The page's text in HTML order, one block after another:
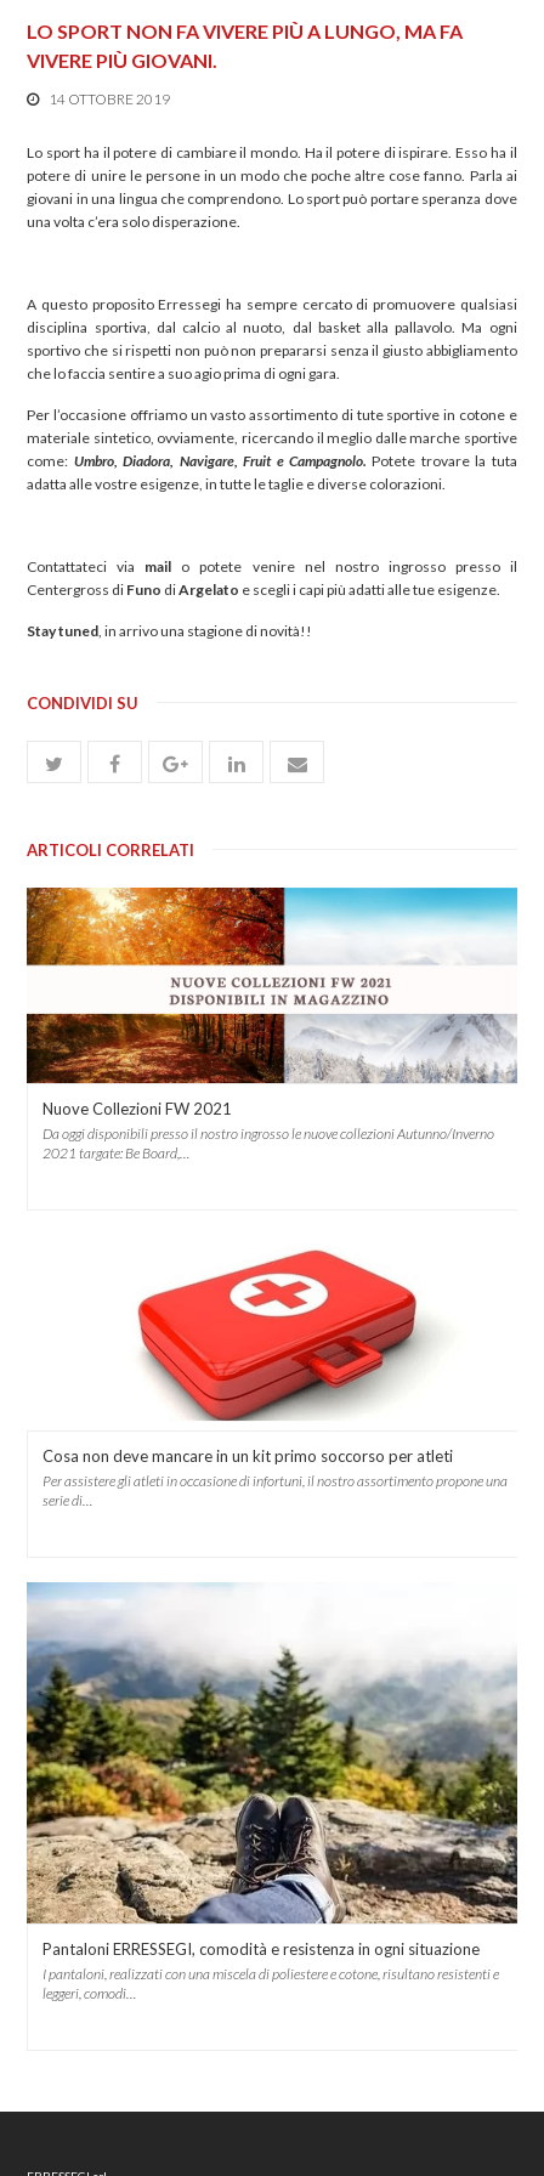
LO SPORT NON FA VIVERE PIÙ A LUNGO, MA FA
VIVERE PIÙ GIOVANI.
14 OTTOBRE 2019
Lo sport ha il potere di cambiare il mondo. Ha il potere di ispirare. Esso ha il
potere di unire le persone in un modo che poche altre cose fanno. Parla ai
giovani in una lingua che comprendono. Lo sport può portare speranza dove
una volta c’era solo disperazione.
A questo proposito Erressegi ha sempre cercato di promuovere qualsiasi
disciplina sportiva, dal calcio al nuoto, dal basket alla pallavolo. Ma ogni
sportivo che si rispetti non può non prepararsi senza il giusto abbigliamento
che lo faccia sentire a suo agio prima di ogni gara.
Per l’occasione offriamo un vasto assortimento di tute sportive in cotone e
materiale sintetico, ovviamente, ricercando il meglio dalle marche sportive
come: Umbro, Diadora, Navigare, Fruit e Campagnolo. Potete trovare la tuta
adatta alle vostre esigenze, in tutte le taglie e diverse colorazioni.
Contattateci via mail o potete venire nel nostro ingrosso presso il
Centergross di Funo diArgelato e scegli i capi più adatti alle tue esigenze.
Stay tuned , in arrivo una stagione di novità!!
CONDIVIDI SU
ARTICOLI CORRELATI
Nuove Collezioni FW 2021
Da oggi disponibili presso il nostro ingrosso le nuove collezioni Autunno/Inverno
2021 targate: Be Board,…
Cosa non deve mancare in un kit primo soccorso per atleti
Per assistere gli atleti in occasione di infortuni, il nostro assortimento propone una
serie di…
Pantaloni ERRESSEGI, comodità e resistenza in ogni situazione
I pantaloni, realizzati con una miscela di poliestere e cotone, risultano resistenti e
leggeri, comodi…